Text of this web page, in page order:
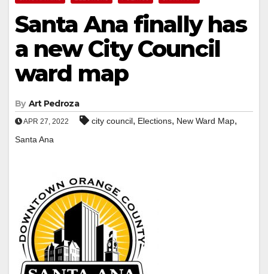
Santa Ana finally has
a new City Council
ward map
By Art Pedroza
APR 27, 2022 city council, Elections, New Ward Map,
Santa Ana